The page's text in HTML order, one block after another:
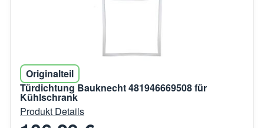
Originalteil
Türdichtung Bauknecht 481946669508 für
Kühlschrank
Produkt Details